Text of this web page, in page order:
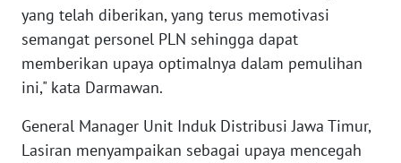
yang telah diberikan, yang terus memotivasi
semangat personel PLN sehingga dapat
memberikan upaya optimalnya dalam pemulihan
ini," kata Darmawan.
General Manager Unit Induk Distribusi Jawa Timur,
Lasiran menyampaikan sebagai upaya mencegah
SUMBAR
WN